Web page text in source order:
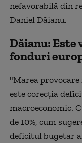
nefavorabilă din
Daniel Dăianu.
Dăianu: Este
fonduri
"Marea provocare
este corecţia
macroeconomic.
de 10%, cum
deficitul bugetar